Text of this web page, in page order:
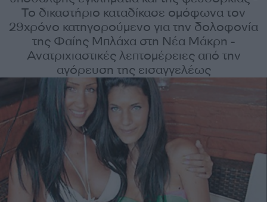
Το δικαστήριο καταδίκασε ομόφωνα τον
29χρόνο κατηγορούμενο για την δολοφονία
της Φαίης Μπλάχα στη Νέα Μάκρη -
Ανατριχιαστικές λεπτομέρειες από την
αγόρευση της εισαγγελέως